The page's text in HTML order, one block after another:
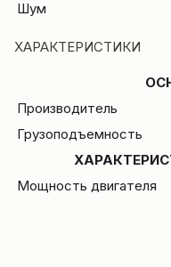
Шум
ХАРАКТЕРИСТИКИ
Производитель
Грузоподъемность
Мощность двигателя